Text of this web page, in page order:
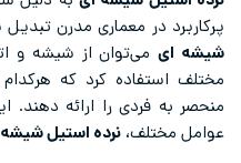
پرکاربرد در معماری مدرن
شیشه‌ ایمی‌توان از شیشه و
مختلف استفاده کرد که
منحصر به فردی را ارائه دهند.
عوامل مختلف، نرده استیل